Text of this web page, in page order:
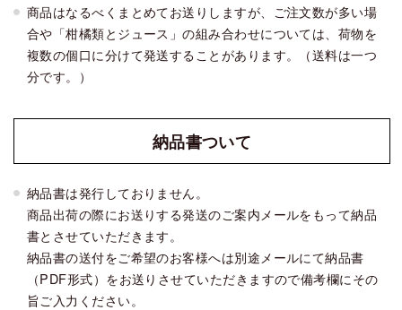
商品はなるべくまとめてお送りしますが、ご注文数が多い場
合や「柑橘類とジュース」の組み合わせについては、荷物を
複数の個口に分けて発送することがあります。（送料は一つ
分です。）
納品書ついて
納品書は発行しておりません。
商品出荷の際にお送りする発送のご案内メールをもって納品
書とさせていただきます。
納品書の送付をご希望のお客様へは別途メールにて納品書
（PDF形式）をお送りさせていただきますので備考欄にその
旨ご入力ください。